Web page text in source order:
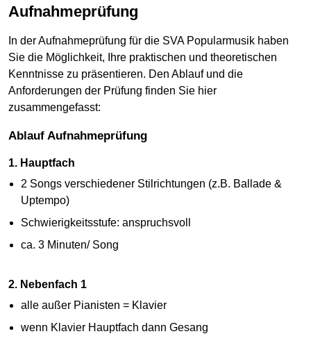
Aufnahmeprüfung
In der Aufnahmeprüfung für die SVA Popularmusik haben
Sie die Möglichkeit, Ihre praktischen und theoretischen
Kenntnisse zu präsentieren. Den Ablauf und die
Anforderungen der Prüfung finden Sie hier
zusammengefasst:
Ablauf Aufnahmeprüfung
1. Hauptfach
2 Songs verschiedener Stilrichtungen (z.B. Ballade &
Uptempo)
Schwierigkeitsstufe: anspruchsvoll
ca. 3 Minuten/ Song
2. Nebenfach 1
alle außer Pianisten = Klavier
wenn Klavier Hauptfach dann Gesang